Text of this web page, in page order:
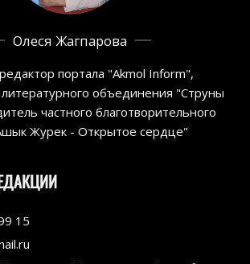
Олеся Жагпарова
портала "Akmol Inform",
объединения "Струны
частного благотворительного
Журек - Открытое сердце"
15